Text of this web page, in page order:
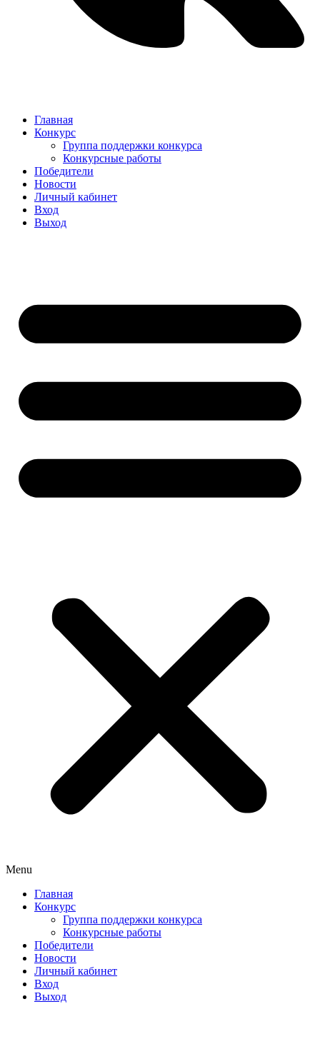
Главная
Конкурс
Группа поддержки конкурса
Конкурсные работы
Победители
Новости
Личный кабинет
Вход
Выход
Menu
Главная
Конкурс
Группа поддержки конкурса
Конкурсные работы
Победители
Новости
Личный кабинет
Вход
Выход